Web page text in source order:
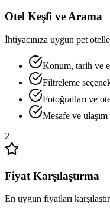
Otel Keşfi ve Arama
İhtiyacınıza uygun pet
Konum, tarih ve
Filtreleme
Fotoğrafları ve
Mesafe ve
2
Fiyat Karşılaştırma
En uygun fiyatları